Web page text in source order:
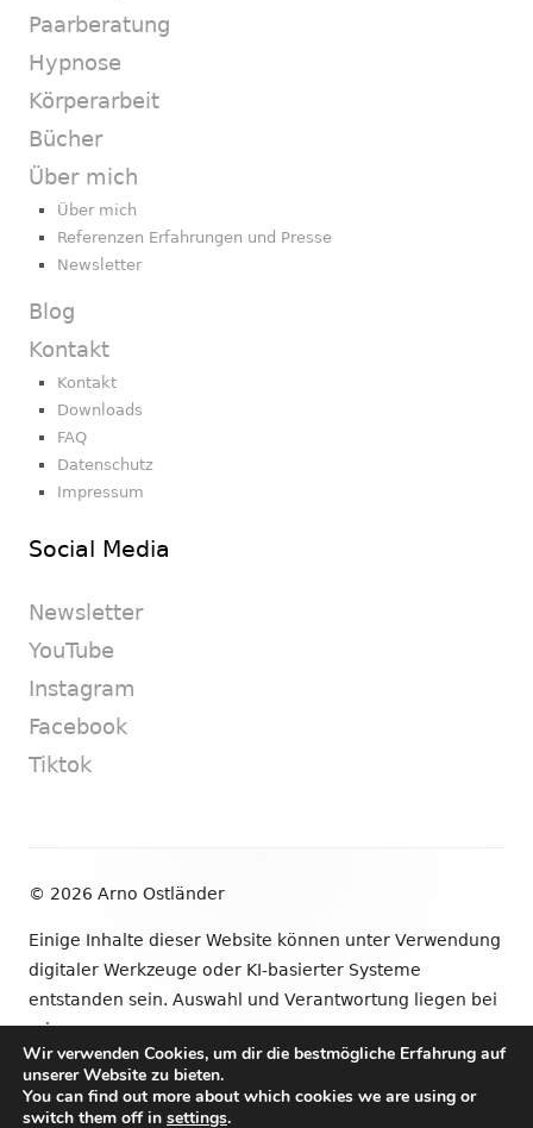
Paarberatung
Hypnose
Körperarbeit
Bücher
Über mich
Über mich
Referenzen Erfahrungen und Presse
Newsletter
Blog
Kontakt
Kontakt
Downloads
FAQ
Datenschutz
Impressum
Social Media
Newsletter
YouTube
Instagram
Facebook
Tiktok
© 2026 Arno Ostländer
Einige Inhalte dieser Website können unter Verwendung
digitaler Werkzeuge oder KI-basierter Systeme
entstanden sein. Auswahl und Verantwortung liegen bei
mir.
•VerwendetTiny Framework
Wir verwenden Cookies, um dir die bestmögliche Erfahrung auf
unserer Website zu bieten.
You can find out more about which cookies we are using or
switch them off in settings.